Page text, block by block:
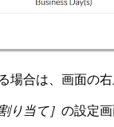
場合は、画面の
り当て］ の設定